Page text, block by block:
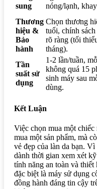
sung
nóng/lạnh,
Thương
hiệu &
Bảo
hành
Chọn thương
tuổi, chính sách
rõ ràng (tối
tháng).
Tần
suất sử
dụng
1-2 lần/tuần,
không quá 15
sinh máy sau
dùng.
Kết Luận
Việc chọn mua một chiếc
mua một sản phẩm, mà
vẻ đẹp của làn da bạn. Vì
dành thời gian xem xét
tính năng an toàn và
đặc biệt là máy sử dụng
đồng hành đáng tin cậy